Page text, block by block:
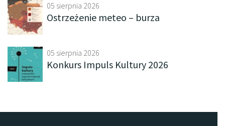
05 sierpnia 2026
Ostrzeżenie meteo – burza
05 sierpnia 2026
Konkurs Impuls Kultury 2026